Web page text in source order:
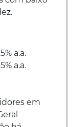
a.a.
a.a.
em